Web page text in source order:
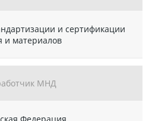
и сертификации
и материалов
МНД